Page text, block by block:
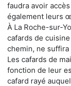
faudra avoir
également leurs
À La Roche-sur-
cafards de
chemin, ne
Les cafards de
fonction de leur
cafard rayé